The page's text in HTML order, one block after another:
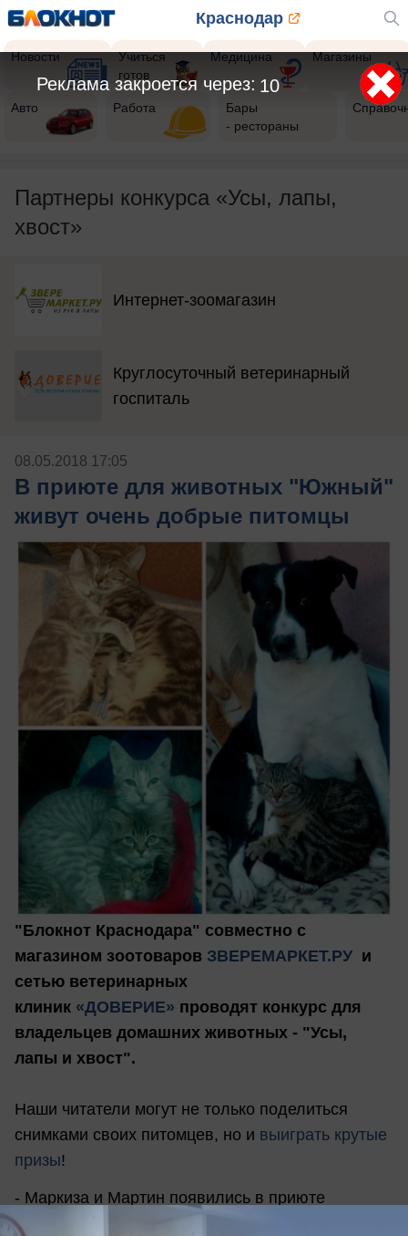
Краснодар
Новости
Учиться
готов
Медицина Магазины
Авто Работа
Бары
- рестораны
Партнеры конкурса «Усы, лапы,
хвост»
Интернет-зоомагазин
Круглосуточный ветеринарный
госпиталь
08.05.2018 17:05
В приюте для животных "Южный"
живут очень добрые питомцы
"Блокнот Краснодара" совместно с
магазином зоотоваров ЗВЕРЕМАРКЕТ.РУ и
сетью ветеринарных
клиник «ДОВЕРИЕ» проводят конкурс для
владельцев домашних животных - "Усы,
лапы и хвост".
Наши читатели могут не только поделиться
снимками своих питомцев, но и выиграть крутые
призы!
- Маркиза и Мартин появились в приюте
нежданно. И по каким принципам эта парочка
9
Реклама закроется через: